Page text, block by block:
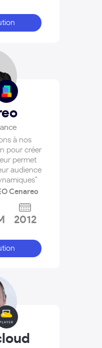
à nos
pour créer
permet
audience
Cenareo
2012